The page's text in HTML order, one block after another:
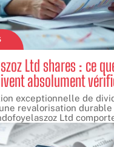
Ltd shares : ce
absolument
exceptionnelle de
revalorisation durable
Ltd